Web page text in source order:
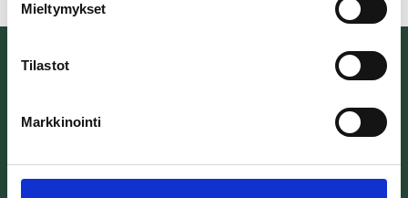
Mieltymykset
Tilastot
Markkinointi
Erottajankatu 2